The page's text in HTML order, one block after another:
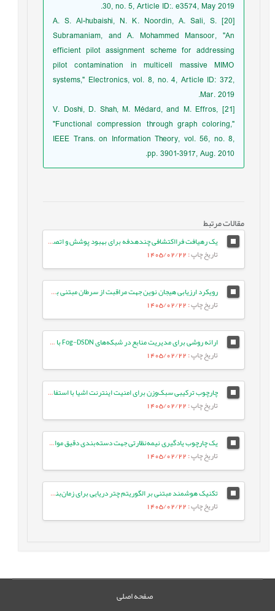
30, no. 5, Article ID:. e3574, May 2019.
[20] A. S. Al-hubaishi, N. K. Noordin, A. Sali, S.
Subramaniam, and A. Mohammed Mansoor, "An
efficient pilot assignment scheme for addressing
pilot contamination in multicell massive MIMO
systems," Electronics, vol. 8, no. 4, Article ID: 372,
Mar. 2019.
[21] V. Doshi, D. Shah, M. Médard, and M. Effros,
"Functional compression through graph coloring,"
IEEE Trans. on Information Theory, vol. 56, no. 8,
pp. 3901-3917, Aug. 2010.
مقالات مرتبط
یک رهیافت فرااکتشافی چندهدفه برای بهبود پوشش و اتصال در شبکه‌های حسگر بی‌سیم
تاریخ چاپ: 1405/02/22
رویکرد ارزیابی هیجان نوین جهت مراقبت از سرطان مبتنی بر مدل‌های زبانی بزرگ
تاریخ چاپ: 1405/02/22
ارائه روشی برای مدیریت منابع در شبکه‌های Fog-DSDN با بهره‌گیری از معماری میکروسرویس و شبکه‌های ESN
تاریخ چاپ: 1405/02/22
چارچوب ترکیبی سبک‌وزن برای امنیت اینترنت اشیا با استفاده از جنگل تصادفی بهینه و انتخاب ویژگی تطبیقی در معماری لبه-ابری
تاریخ چاپ: 1405/02/22
یک چارچوب یادگیری نیمه‌نظارتی جهت دسته‌بندی دقیق موارد آزمون با بهره‌گیری از تعبیه‌های زبانی و ویژگی‌های معنایی متن
تاریخ چاپ: 1405/02/22
تکنیک هوشمند مبتنی بر الگوریتم چتر دریایی برای زمان‌بندی وظایف بر اساس اولویت در شبکه‌های IoT/Fog
تاریخ چاپ: 1405/02/22
صفحه اصلی